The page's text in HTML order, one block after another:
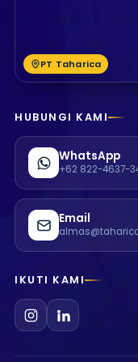
PT Taharica
HUBUNGI KAMI
WhatsApp
+62 822-4637-
Email
IKUTI KAMI